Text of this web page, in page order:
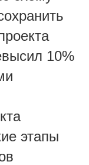
10%
этапы